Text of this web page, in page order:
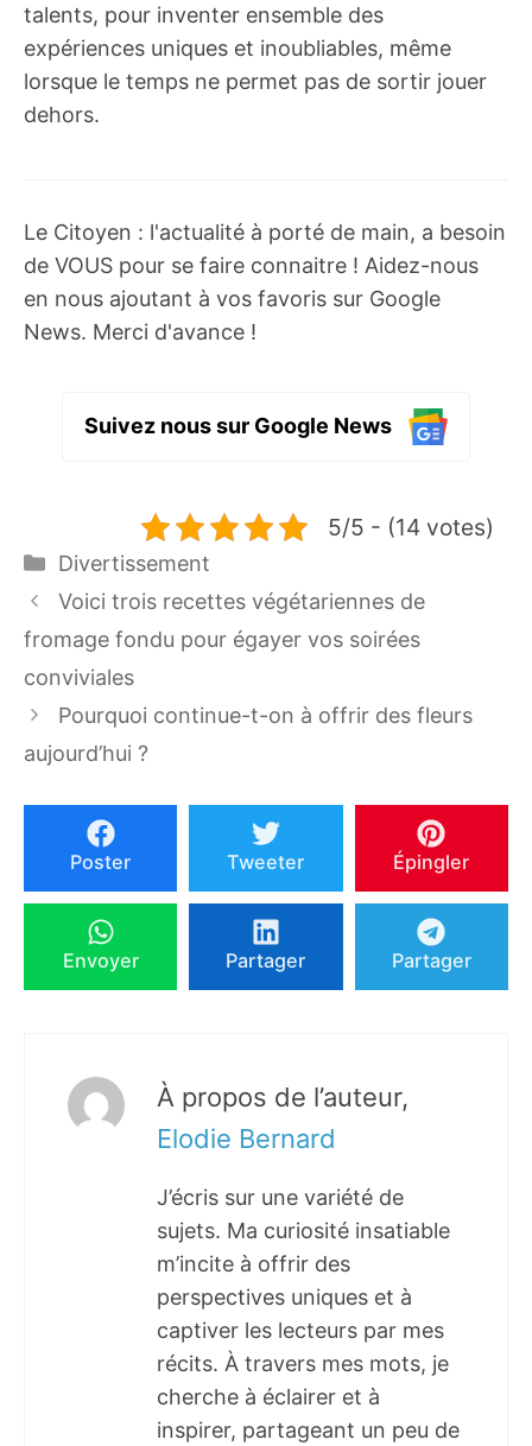
talents, pour inventer ensemble des
expériences uniques et inoubliables, même
lorsque le temps ne permet pas de sortir jouer
dehors.
Le Citoyen : l'actualité à porté de main, a besoin
de VOUS pour se faire connaitre ! Aidez-nous
en nous ajoutant à vos favoris sur Google
News. Merci d'avance !
Suivez nous sur Google News
5/5 - (14 votes)
Catégories
Divertissement
Voici trois recettes végétariennes de
fromage fondu pour égayer vos soirées
conviviales
Pourquoi continue-t-on à offrir des fleurs
aujourd’hui ?
Poster Tweeter Épingler
Envoyer Partager Partager
À propos de l’auteur,
Elodie Bernard
J’écris sur une variété de
sujets. Ma curiosité insatiable
m’incite à offrir des
perspectives uniques et à
captiver les lecteurs par mes
récits. À travers mes mots, je
cherche à éclairer et à
inspirer, partageant un peu de